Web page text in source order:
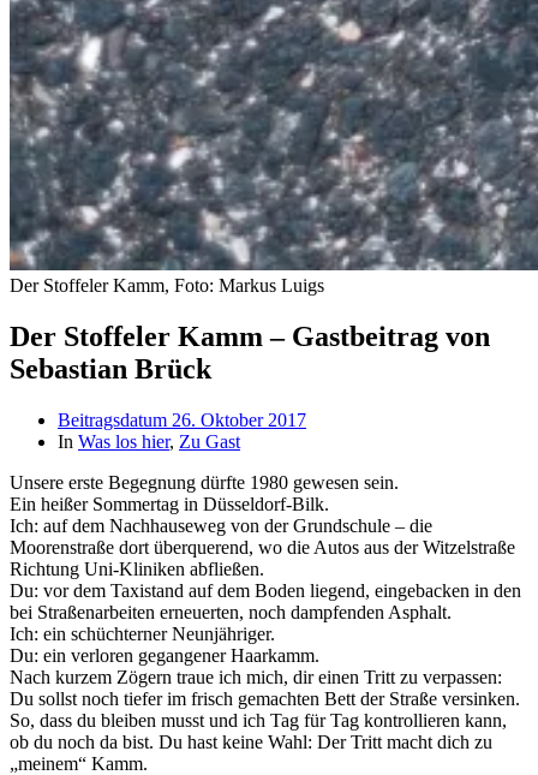
Der Stoffeler Kamm, Foto: Markus Luigs
Der Stoffeler Kamm – Gastbeitrag von
Sebastian Brück
Beitragsdatum 26. Oktober 2017
In Was los hier, Zu Gast
Unsere erste Begegnung dürfte 1980 gewesen sein.
Ein heißer Sommertag in Düsseldorf-Bilk.
Ich: auf dem Nachhauseweg von der Grundschule – die
Moorenstraße dort überquerend, wo die Autos aus der Witzelstraße
Richtung Uni-Kliniken abfließen.
Du: vor dem Taxistand auf dem Boden liegend, eingebacken in den
bei Straßenarbeiten erneuerten, noch dampfenden Asphalt.
Ich: ein schüchterner Neunjähriger.
Du: ein verloren gegangener Haarkamm.
Nach kurzem Zögern traue ich mich, dir einen Tritt zu verpassen:
Du sollst noch tiefer im frisch gemachten Bett der Straße versinken.
So, dass du bleiben musst und ich Tag für Tag kontrollieren kann,
ob du noch da bist. Du hast keine Wahl: Der Tritt macht dich zu
„meinem“ Kamm.